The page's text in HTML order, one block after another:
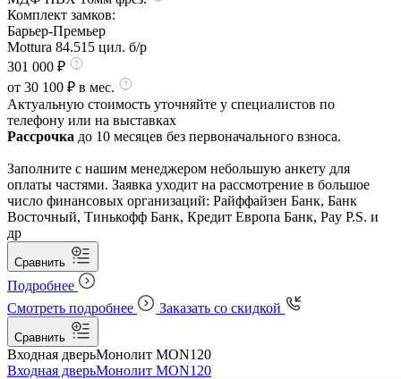
Комплект замков:
Барьер-Премьер
Mottura 84.515 цил. б/р
301 000 ₽
от 30 100 ₽ в мес.
Актуальную стоимость уточняйте у специалистов по
телефону или на выставках
Рассрочка до 10 месяцев без первоначального взноса.
Заполните с нашим менеджером небольшую анкету для
оплаты частями. Заявка уходит на рассмотрение в большое
число финансовых организаций: Райффайзен Банк, Банк
Восточный, Тинькофф Банк, Кредит Европа Банк, Pay P.S. и
др
Сравнить
Подробнее
Смотреть подробнее
Заказать со скидкой
Сравнить
Входная дверьМонолит MON120
Входная дверьМонолит MON120